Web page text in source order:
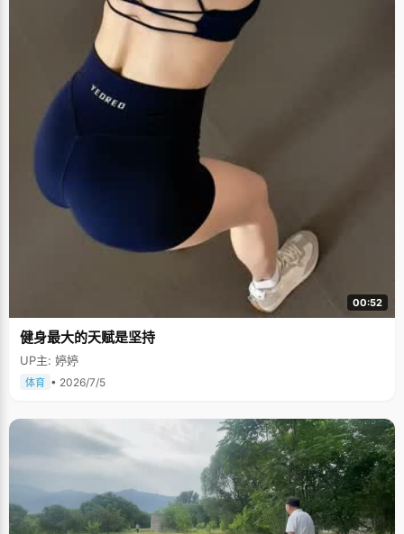
00:52
健身最大的天赋是坚持
UP主: 婷婷
体育 • 2026/7/5